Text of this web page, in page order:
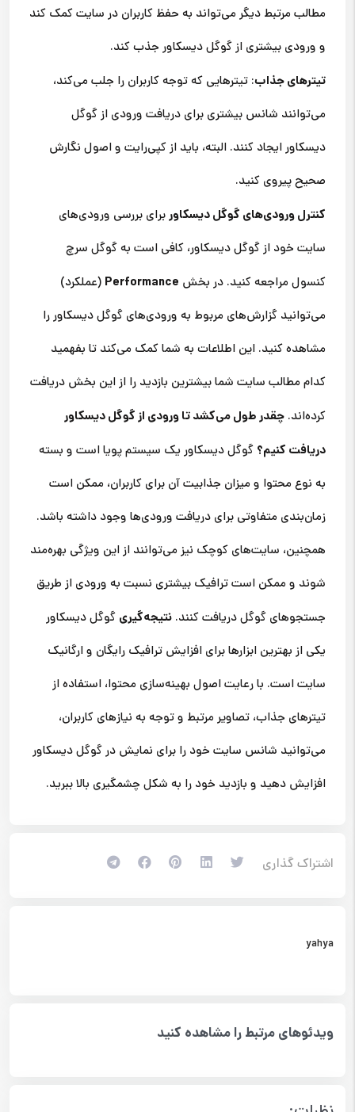
مطالب مرتبط دیگر می‌تواند به حفظ کاربران در سایت کمک کند
و ورودی بیشتری از گوگل دیسکاور جذب کند.
تیترهای جذاب: تیترهایی که توجه کاربران را جلب می‌کند،
می‌توانند شانس بیشتری برای دریافت ورودی از گوگل
دیسکاور ایجاد کنند. البته، باید از کپی‌رایت و اصول نگارش
صحیح پیروی کنید.
کنترل ورودی‌های گوگل دیسکاوربرای بررسی ورودی‌های
سایت خود از گوگل دیسکاور، کافی است به گوگل سرچ
کنسول مراجعه کنید. در بخش Performance (عملکرد)
می‌توانید گزارش‌های مربوط به ورودی‌های گوگل دیسکاور را
مشاهده کنید. این اطلاعات به شما کمک می‌کند تا بفهمید
کدام مطالب سایت شما بیشترین بازدید را از این بخش دریافت
کرده‌اند. چقدر طول می‌کشد تا ورودی از گوگل دیسکاور
دریافت کنیم؟ گوگل دیسکاور یک سیستم پویا است و بسته
به نوع محتوا و میزان جذابیت آن برای کاربران، ممکن است
زمان‌بندی متفاوتی برای دریافت ورودی‌ها وجود داشته باشد.
همچنین، سایت‌های کوچک نیز می‌توانند از این ویژگی بهره‌مند
شوند و ممکن است ترافیک بیشتری نسبت به ورودی از طریق
جستجوهای گوگل دریافت کنند. نتیجه‌گیری گوگل دیسکاور
یکی از بهترین ابزارها برای افزایش ترافیک رایگان و ارگانیک
سایت است. با رعایت اصول بهینه‌سازی محتوا، استفاده از
تیترهای جذاب، تصاویر مرتبط و توجه به نیازهای کاربران،
می‌توانید شانس سایت خود را برای نمایش در گوگل دیسکاور
افزایش دهید و بازدید خود را به شکل چشمگیری بالا ببرید.
اشتراک گذاری
yahya
ویدئوهای مرتبط را مشاهده کنید